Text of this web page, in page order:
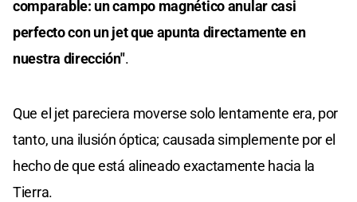
comparable: un campo magnético anular casi
perfecto con un jet que apunta directamente en
nuestra dirección".
Que el jet pareciera moverse solo lentamente era, por
tanto, una ilusión óptica; causada simplemente por el
hecho de que está alineado exactamente hacia la
Tierra.